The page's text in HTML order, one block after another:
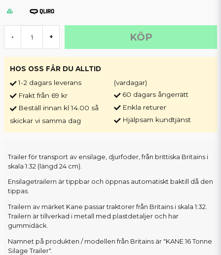
- + KÖP
HOS OSS FÅR DU ALLTID
1-2 dagars leverans
Frakt från 69 kr
Beställ innan kl 14.00 så
skickar vi samma dag
(vardagar)
60 dagars ångerrätt
Enkla returer
Hjälpsam kundtjänst
Trailer för transport av ensilage, djurfoder, från brittiska Britains i
skala 1:32 (längd 24 cm).
Ensilagetrailern är tippbar och öppnas automatiskt baktill då den
tippas.
Trailern av märket Kane passar traktorer från Britains i skala 1:32.
Trailern är tillverkad i metall med plastdetaljer och har
gummidäck.
Namnet på produkten / modellen från Britains är "KANE 16 Tonne
Silage Trailer".